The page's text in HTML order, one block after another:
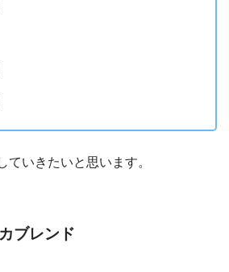
ていきたいと思います。
ブレンド